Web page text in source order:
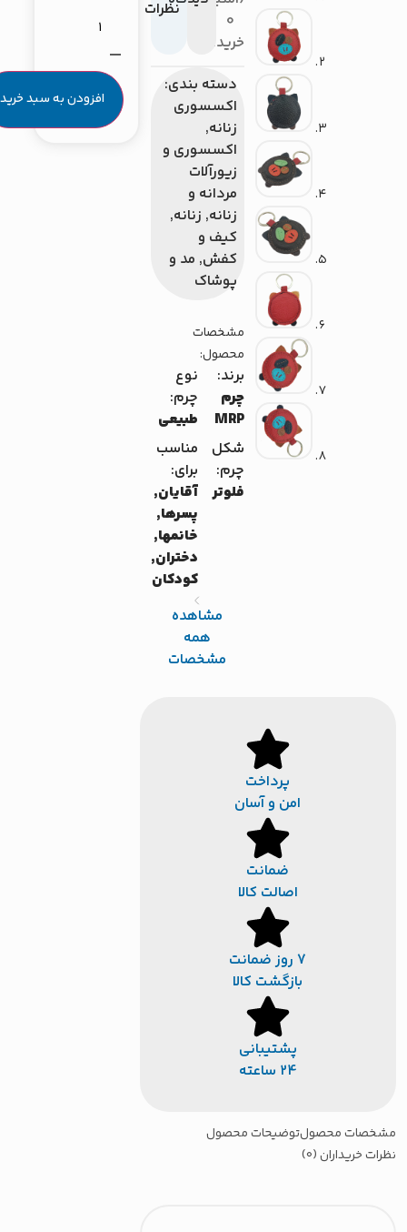
خریدار}
نظرات
دسته بندی:
اکسسوری
زنانه,
اکسسوری و
زیورآلات
مردانه و
زنانه,زنانه,
کیف و
کفش,مد و
پوشاک
مشخصات
محصول:
برند:
چرم
MRP
نوع
چرم:
طبیعی
شکل
چرم:
فلوتر
مناسب
برای:
آقایان,
پسرها,
خانمها,
دختران,
کودکان
مشاهده
همه
مشخصات
افزودن به سبد خرید
پرداخت
امن و آسان
ضمانت
اصالت کالا
بازگشت کالا
پشتیبانی
محصولتوضیحات محصول
خریداران (0)